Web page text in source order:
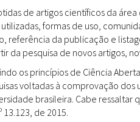
de artigos científicos da
formas de uso,
da publicação e
pesquisa de novos artigos,
os princípios de Ciência
voltadas à comprovação
brasileira. Cabe
de 2015.